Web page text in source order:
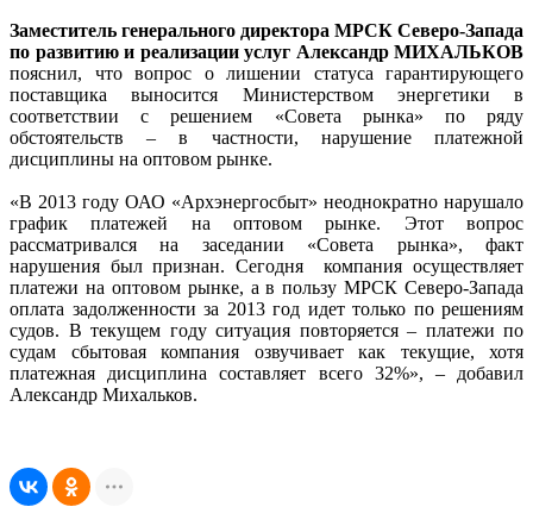
Заместитель генерального директора МРСК Северо-Запада
по развитию и реализации услуг Александр МИХАЛЬКОВ
пояснил, что вопрос о лишении статуса гарантирующего
поставщика выносится Министерством энергетики в
соответствии с решением «Совета рынка» по ряду
обстоятельств – в частности, нарушение платежной
дисциплины на оптовом рынке.
«В 2013 году ОАО «Архэнергосбыт» неоднократно нарушало
график платежей на оптовом рынке. Этот вопрос
рассматривался на заседании «Совета рынка», факт
нарушения был признан. Сегодня компания осуществляет
платежи на оптовом рынке, а в пользу МРСК Северо-Запада
оплата задолженности за 2013 год идет только по решениям
судов. В текущем году ситуация повторяется – платежи по
судам сбытовая компания озвучивает как текущие, хотя
платежная дисциплина составляет всего 32%», – добавил
Александр Михальков.